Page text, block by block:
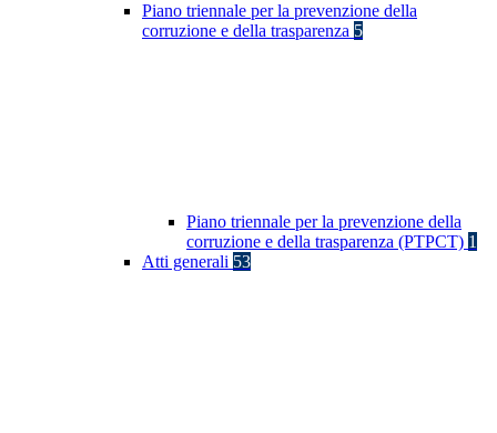
Piano triennale per la prevenzione della
corruzione e della trasparenza 5
Piano triennale per la prevenzione della
corruzione e della trasparenza (PTPCT) 1
Atti generali 53